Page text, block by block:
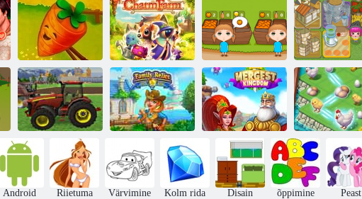
Farmi
mõistatuse lugu
Võlufarm Oranži rantšo Minu riik Life
Traktorikasvatus
2018
Perekonna
Ühinemise
kuningriik
Troopiline
suland
Android Riietuma Värvimine Kolm rida Disain õppimine Peast